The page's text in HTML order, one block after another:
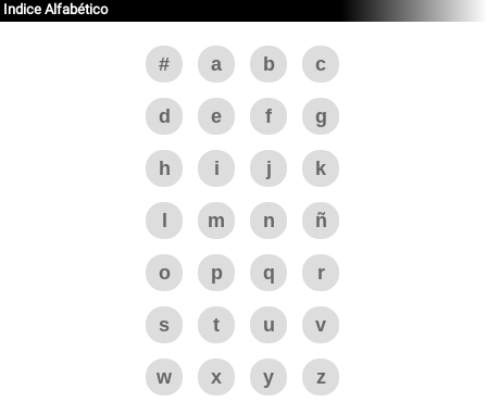
Indice Alfabético
# a b c
d e f g
h i j k
m n ñ
o p q r
s t u v
w x y z